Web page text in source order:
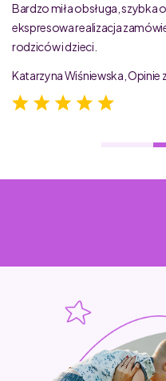
Bardzo miła obsługa, szybka
ekspresowa realizacja
rodziców i dzieci.
Katarzyna Wiśniewska, Opinie